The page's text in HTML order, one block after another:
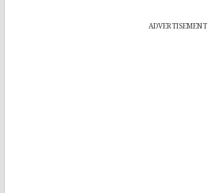
ADVERTISEMENT